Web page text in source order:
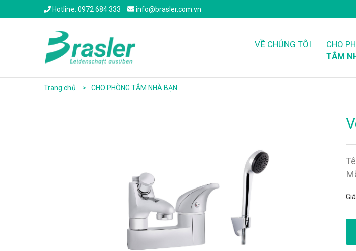
Hotline: 0972 684 333 info@brasler.com.vn
VỀ CHÚNG TÔI
CHO
TẮM
Trang chủ CHO PHÒNG TẮM NHÀ BẠN